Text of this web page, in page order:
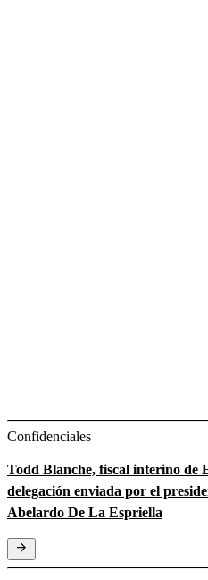
Confidenciales
Todd Blanche, fiscal interino de
delegación enviada por el
Abelardo De La Espriella